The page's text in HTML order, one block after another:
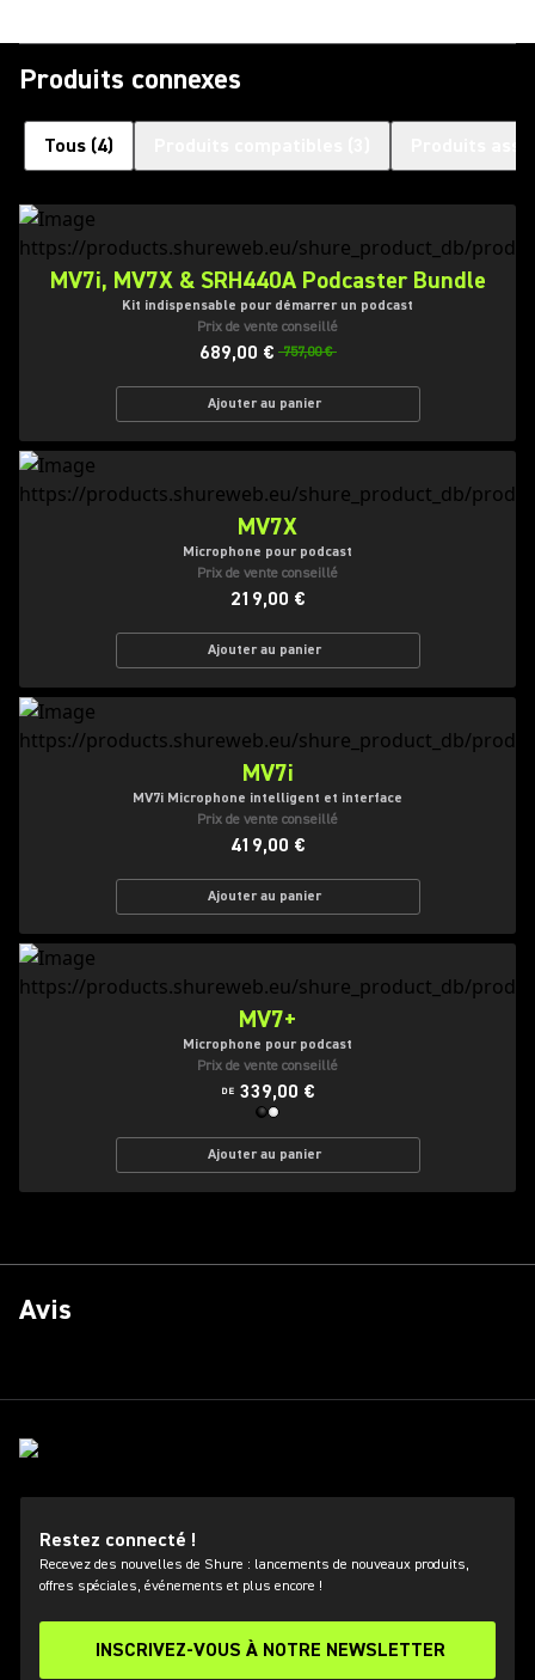
Produits connexes
Tous (4)
MV7i, MV7X & SRH440A Podcaster Bundle
Kit indispensable pour démarrer un podcast
Prix de vente conseillé
689,00 € 757,00 €
Ajouter au panier
MV7X
Microphone pour podcast
Prix de vente conseillé
219,00 €
Ajouter au panier
MV7i
MV7i Microphone intelligent et interface
Prix de vente conseillé
419,00 €
Ajouter au panier
MV7+
Microphone pour podcast
Prix de vente conseillé
DE 339,00 €
Ajouter au panier
Avis
Restez connecté !
Recevez des nouvelles de Shure : lancements de nouveaux produits,
offres spéciales, événements et plus encore !
INSCRIVEZ-VOUS À NOTRE NEWSLETTER